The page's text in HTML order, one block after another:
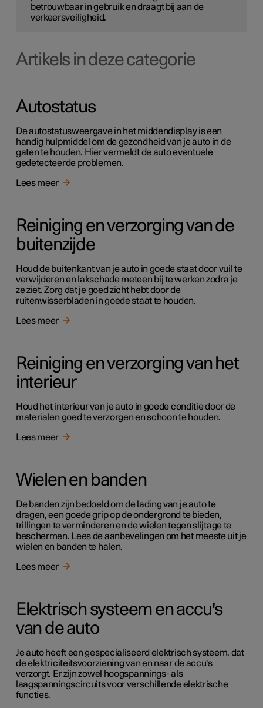
betrouwbaar in gebruik en draagt bij aan de
verkeersveiligheid.
Artikels in deze categorie
Autostatus
De autostatusweergave in het middendisplay is een
handig hulpmiddel om de gezondheid van je auto in de
gaten te houden. Hier vermeldt de auto eventuele
gedetecteerde problemen.
Lees meer
Reiniging en verzorging van de
buitenzijde
Houd de buitenkant van je auto in goede staat door vuil te
verwijderen en lakschade meteen bij te werken zodra je
ze ziet. Zorg dat je goed zicht hebt door de
ruitenwisserbladen in goede staat te houden.
Lees meer
Reiniging en verzorging van het
interieur
Houd het interieur van je auto in goede conditie door de
materialen goed te verzorgen en schoon te houden.
Lees meer
Wielen en banden
De banden zijn bedoeld om de lading van je auto te
dragen, een goede grip op de ondergrond te bieden,
trillingen te verminderen en de wielen tegen slijtage te
beschermen. Lees de aanbevelingen om het meeste uit je
wielen en banden te halen.
Lees meer
Elektrisch systeem en accu's
van de auto
Je auto heeft een gespecialiseerd elektrisch systeem, dat
de elektriciteitsvoorziening van en naar de accu's
verzorgt. Er zijn zowel hoogspannings- als
laagspanningscircuits voor verschillende elektrische
functies.